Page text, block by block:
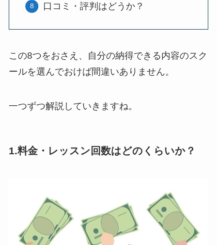
口コミ・評判はどうか？
この8つをおさえ、自分の納得できる内容のスク
ールを選んでおけば間違いありません。
一つずつ解説していきますね。
1.料金・レッスン回数はどのくらいか？